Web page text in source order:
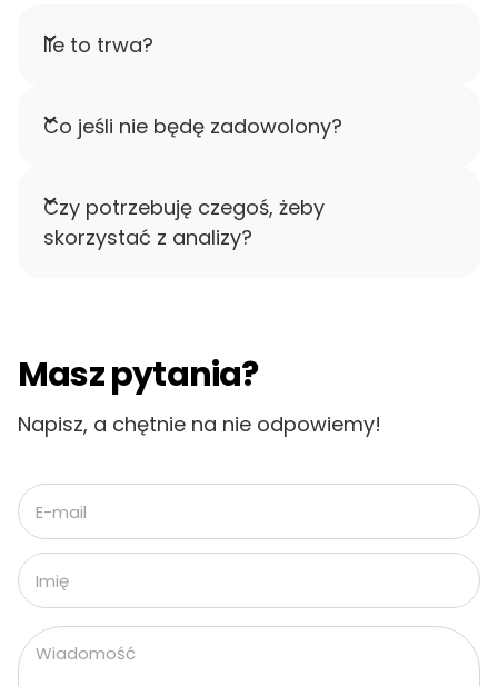
Ile to trwa?
Co jeśli nie będę zadowolony?
Czy potrzebuję czegoś, żeby
skorzystać z analizy?
Masz pytania?
Napisz, a chętnie na nie odpowiemy!